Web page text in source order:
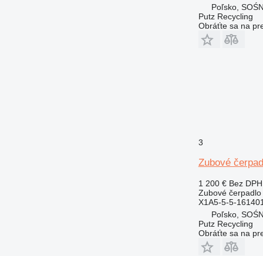
Poľsko,
Putz Recycling
Obráťte sa na
3
Zubové
1 200 € Bez DPH
Zubové čerpadlo
X1A5-5-5-
Poľsko,
Putz Recycling
Obráťte sa na